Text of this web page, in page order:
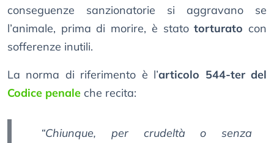
conseguenze sanzionatorie si aggravano se
l’animale, prima di morire, è statotorturato con
sofferenze inutili.
La norma di riferimento è l’articolo 544-ter del
Codice penale che recita:
“Chiunque, per crudeltà o senza